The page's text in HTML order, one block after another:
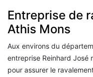
Entreprise de
Athis Mons
Aux environs du
entreprise Reinhard José
pour assurer le